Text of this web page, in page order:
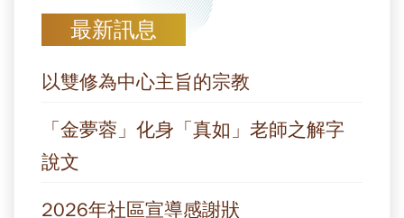
最新訊息
以雙修為中心主旨的宗教
「金夢蓉」化身「真如」老師之解字
說文
2026年社區宣導感謝狀